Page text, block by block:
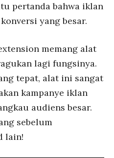
pertanda bahwa iklan
yang besar.
memang alat
lagi fungsinya.
tepat, alat ini sangat
kampanye iklan
audiens besar.
sebelum
lain!